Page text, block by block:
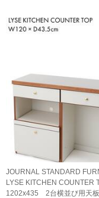
LYSE KITCHEN COUNTER
1202x435 2台横並び用天板